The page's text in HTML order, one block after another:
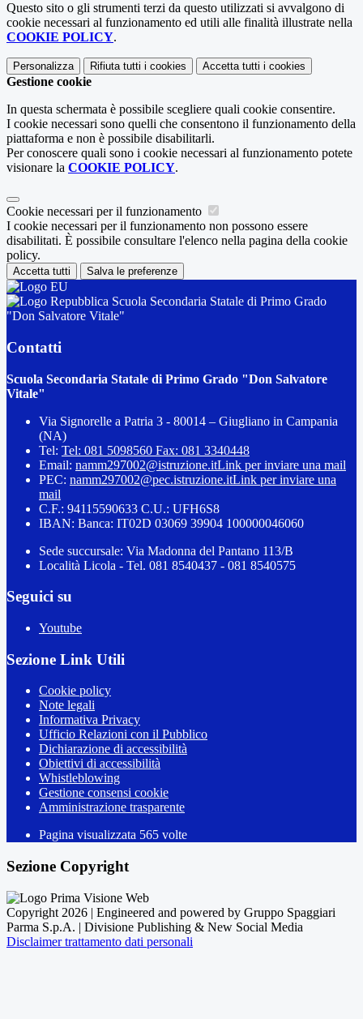
Questo sito o gli strumenti terzi da questo utilizzati si avvalgono di
cookie necessari al funzionamento ed utili alle finalità illustrate nella
COOKIE POLICY.
Personalizza Rifiuta tutti i cookies Accetta tutti i cookies
Gestione cookie
In questa schermata è possibile scegliere quali cookie consentire.
I cookie necessari sono quelli che consentono il funzionamento della
piattaforma e non è possibile disabilitarli.
Per conoscere quali sono i cookie necessari al funzionamento potete
visionare la COOKIE POLICY.
Cookie necessari per il funzionamento
I cookie necessari per il funzionamento non possono essere
disabilitati. È possibile consultare l'elenco nella pagina della cookie
policy.
Accetta tutti Salva le preferenze
Scuola Secondaria Statale di Primo Grado
"Don Salvatore Vitale"
Contatti
Scuola Secondaria Statale di Primo Grado "Don Salvatore
Vitale"
Via Signorelle a Patria 3 - 80014 – Giugliano in Campania
(NA)
Tel: Tel: 081 5098560 Fax: 081 3340448
Email: namm297002@istruzione.itLink per inviare una mail
PEC: namm297002@pec.istruzione.itLink per inviare una
mail
C.F.: 94115590633 C.U.: UFH6S8
IBAN: Banca: IT02D 03069 39904 100000046060
Sede succursale: Via Madonna del Pantano 113/B
Località Licola - Tel. 081 8540437 - 081 8540575
Seguici su
Youtube
Sezione Link Utili
Cookie policy
Note legali
Informativa Privacy
Ufficio Relazioni con il Pubblico
Dichiarazione di accessibilità
Obiettivi di accessibilità
Whistleblowing
Gestione consensi cookie
Amministrazione trasparente
Pagina visualizzata 565 volte
Sezione Copyright
Copyright 2026 | Engineered and powered by Gruppo Spaggiari
Parma S.p.A. | Divisione Publishing & New Social Media
Disclaimer trattamento dati personali